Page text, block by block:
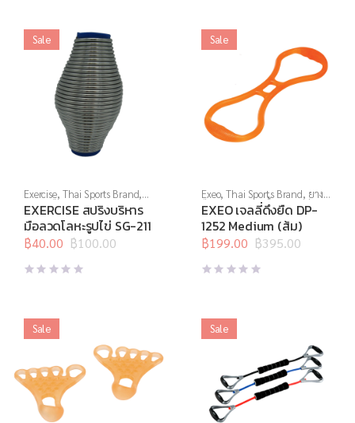
Sale
Exercise, Thai Sports Brand,
บริหารมือ,สินค้าล็อตสุดท้าย,
อุปกรณ์บริหารกาย,อุปกรณ์เพื่อ
สุขภาพ
EXERCISE สปริงบริหาร
มือลวดโลหะรูปไข่ SG-211
฿100.00
Original
price
was:
฿40.00
Current
price
is:
Sale
Exeo,Thai Sports Brand, ยาง
ยืด,สร้างกล้ามเนื้อ,สินค้าล็อต
สุดท้าย,อุปกรณ์คลายกล้ามเนื้อ
อุปกรณ์บริหารกาย ,อุปกรณ์ยืด
เหยียด,อุปกรณ์สุขภาพเพื่อผู้สูง
วัย
EXEO เจลลี่ดึงยืด DP-
1252 Medium (ส้ม)
฿395.00
Original
price
was:
฿199.00
Current
price
is:
Sale Sale